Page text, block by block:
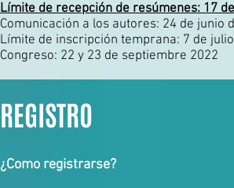
Límite de recepción de resúmenes: 17 de
Comunicación a los autores: 24 de junio
Límite de inscripción temprana: 7 de
Congreso: 22 y 23 de septiembre 2022​
REGISTRO
¿Como registrarse?